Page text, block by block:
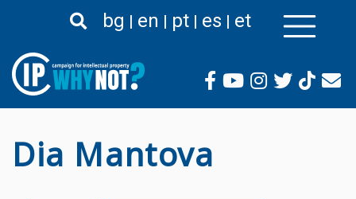
para
conteúdo
principal
bg en pt es et
Dia Mantova